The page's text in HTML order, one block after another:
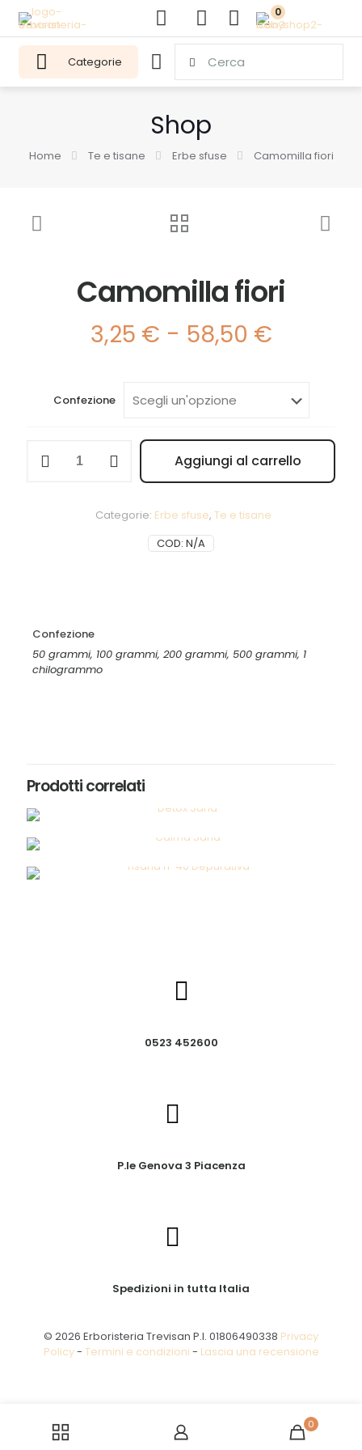
0
Categorie
Shop
Home Te e tisane Erbe sfuse Camomilla fiori
Camomilla fiori
3,25 € - 58,50 €Fascia
da
a
58,50
Confezione
fiori
Aggiungi al carrello
COD: N/A
Categorie: Erbe sfuse, Te e tisane
Confezione
50 grammi, 100 grammi, 200 grammi, 500 grammi, 1
chilogrammo
Prodotti correlati
0523 452600
P.le Genova 3 Piacenza
Spedizioni in tutta Italia
© 2026 Erboristeria Trevisan P.I. 01806490338 Privacy
Policy- Termini e condizioni - Lascia una recensione
0